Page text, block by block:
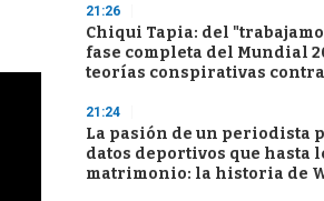
21:26
Chiqui Tapia: del
fase completa del Mundial
teorías conspirativas
21:24
La pasión de un periodista
datos deportivos que hasta
matrimonio: la historia de